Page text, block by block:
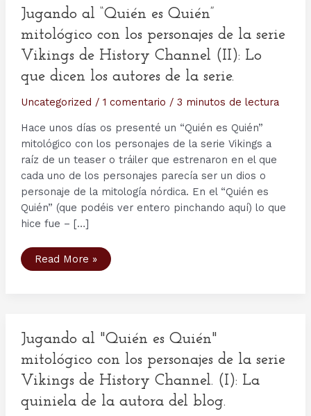
Jugando al “Quién es Quién”
mitológico con los personajes de la serie
Vikings de History Channel (II): Lo
que dicen los autores de la serie.
Uncategorized / 1 comentario / 3 minutos de lectura
Hace unos días os presenté un “Quién es Quién”
mitológico con los personajes de la serie Vikings a
raíz de un teaser o tráiler que estrenaron en el que
cada uno de los personajes parecía ser un dios o
personaje de la mitología nórdica. En el “Quién es
Quién” (que podéis ver entero pinchando aquí) lo que
hice fue – […]
Jugando
al
personajes
de
la
serie
Vikings
de
History
Channel
Read More »
Jugando al "Quién es Quién"
mitológico con los personajes de la serie
Vikings de History Channel. (I): La
quiniela de la autora del blog.